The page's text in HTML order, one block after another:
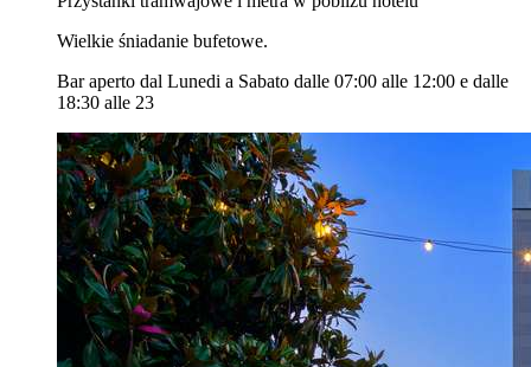
Wielkie śniadanie bufetowe.
Bar aperto dal Lunedi a Sabato dalle 07:00 alle 12:00 e dalle
18:30 alle 23